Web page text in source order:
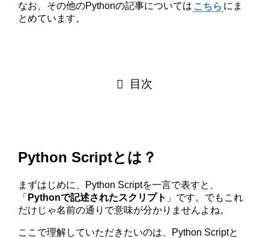
なお、その他のPythonの記事については こちら にま
とめています。
目次
Python Scriptとは？
まずはじめに、Python Scriptを一言で表すと、
「 Pythonで記述されたスクリプト 」です。でもこれ
だけじゃ名前の通りで意味が分かりませんよね。
ここで理解していただきたいのは、Python Scriptと